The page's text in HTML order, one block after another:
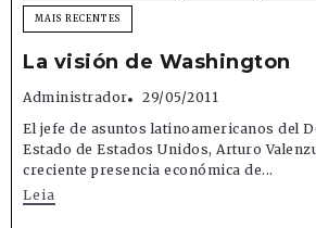
MAIS RECENTES
La visión de Washington
Administrador
29/05/2011
El jefe de asuntos latinoamericanos del
Estado de Estados Unidos, Arturo
creciente presencia económica de...
Leia